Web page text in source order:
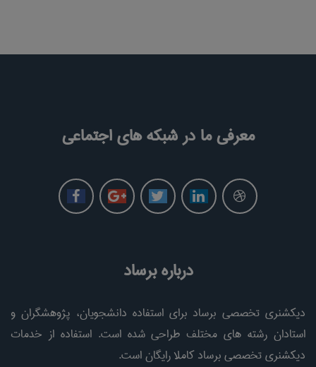
معرفی ما در شبکه های اجتماعی
درباره برساد
دیکشنری تخصصی برساد برای استفاده دانشجویان، پژوهشگران و
استادان رشته های مختلف طراحی شده است. استفاده از خدمات
دیکشنری تخصصی برساد کاملا رایگان است.